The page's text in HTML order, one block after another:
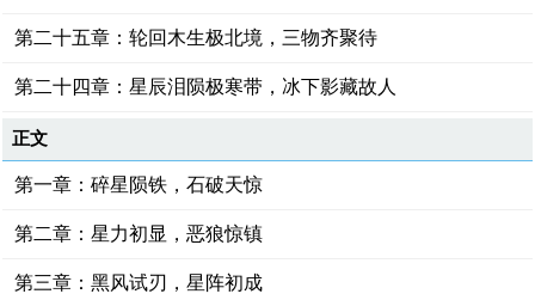
第二十五章：轮回木生极北境，三物齐聚待
第二十四章：星辰泪陨极寒带，冰下影藏故人
正文
第一章：碎星陨铁，石破天惊
第二章：星力初显，恶狼惊镇
第三章：黑风试刃，星阵初成